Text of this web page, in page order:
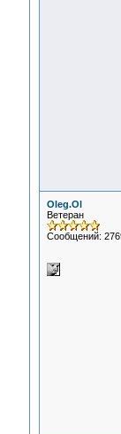
Oleg.Ol
Ветеран
Сообщений: